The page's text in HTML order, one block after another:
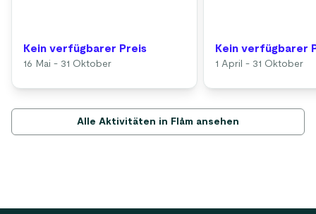
Kein verfügbarer Preis
16 Mai - 31 Oktober
Kein verfügbarer
1 April - 31 Oktober
Alle Aktivitäten in Flåm ansehen